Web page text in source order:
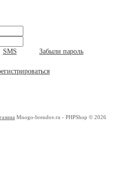
SMS Забыли пароль
Mnogo-brendov.ru - PHPShop © 2026